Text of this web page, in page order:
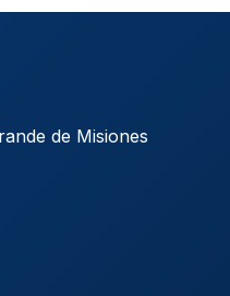
de Misiones